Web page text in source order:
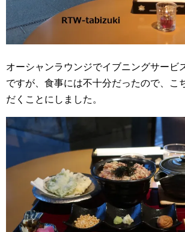
オーシャンラウンジでイブニングサービ
ですが、食事には不十分だったので、こ
だくことにしました。